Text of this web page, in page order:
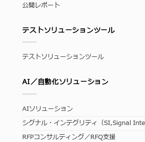
公開レポート
テストソリューションツール
テストソリューションツール
AI／自動化ソリューション
AIソリューション
シグナル・インテグリティ（SI,Signal
RFPコンサルティング／RFQ支援